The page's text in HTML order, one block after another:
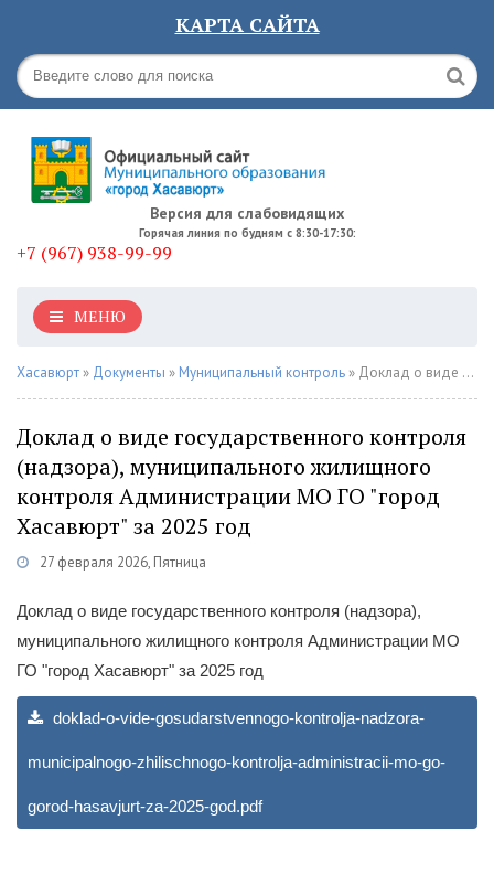
КАРТА САЙТА
Версия для слабовидящих
Горячая линия по будням с 8:30-17:30:
+7 (967) 938-99-99
МЕНЮ
Хасавюрт » Документы » Муниципальный контроль » Доклад о виде государственного контроля (надзора), муниципального жилищного контроля Администрации МО ГО "город Хасавюрт" за 2025 год
Доклад о виде государственного контроля
(надзора), муниципального жилищного
контроля Администрации МО ГО "город
Хасавюрт" за 2025 год
27 февраля 2026, Пятница
Доклад о виде государственного контроля (надзора),
муниципального жилищного контроля Администрации МО
ГО "город Хасавюрт" за 2025 год
doklad-o-vide-gosudarstvennogo-kontrolja-nadzora-
municipalnogo-zhilischnogo-kontrolja-administracii-mo-go-
gorod-hasavjurt-za-2025-god.pdf